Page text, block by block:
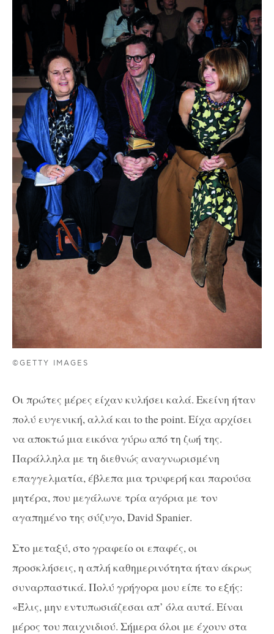
©GETTY IMAGES
Οι πρώτες μέρες είχαν κυλήσει καλά. Εκείνη ήταν
πολύ ευγενική, αλλά και tothepoint. Είχα αρχίσει
να αποκτώ μια εικόνα γύρω από τη ζωή της.
Παράλληλα με τη διεθνώς αναγνωρισμένη
επαγγελματία, έβλεπα μια τρυφερή και παρούσα
μητέρα, που μεγάλωνε τρία αγόρια με τον
αγαπημένο της σύζυγο,DavidSpanier.
Στο μεταξύ, στο γραφείο οι επαφές, οι
προσκλήσεις, η απλή καθημερινότητα ήταν άκρως
συναρπαστικά. Πολύ γρήγορα μου είπε το εξής:
«Έλις, μην εντυπωσιάζεσαι απ’ όλα αυτά. Είναι
μέρος του παιχνιδιού. Σήμερα όλοι με έχουν στα